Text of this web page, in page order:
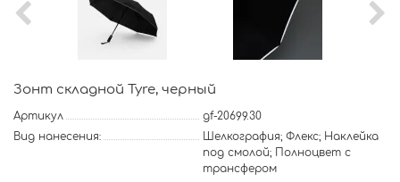
Зонт складной Tyre, черный
Артикул
gf-20699.30
Вид нанесения:
Шелкография; Флекс; Наклейка
под смолой; Полноцвет с
трансфером